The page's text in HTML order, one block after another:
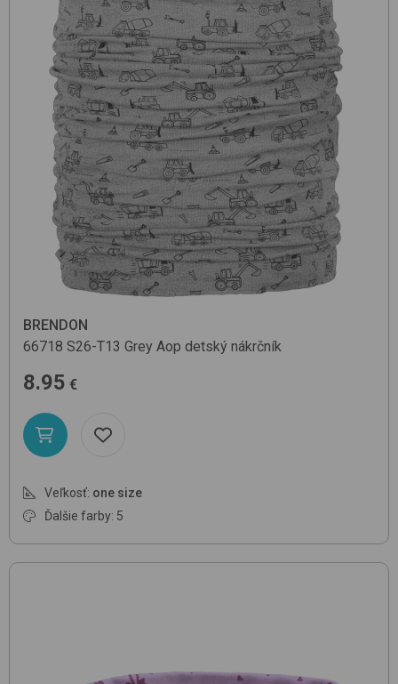
BRENDON
66718 S26-T13 Grey Aop detský nákrčník
8.95 €
Veľkosť: one size
Ďalšie farby: 5